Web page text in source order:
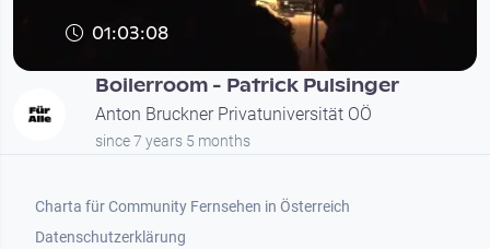
01:03:08
Boilerroom - Patrick Pulsinger
Anton Bruckner Privatuniversität OÖ
since 7 years 5 months
Footer 1
Charta für Community Fernsehen in Österreich
Datenschutzerklärung